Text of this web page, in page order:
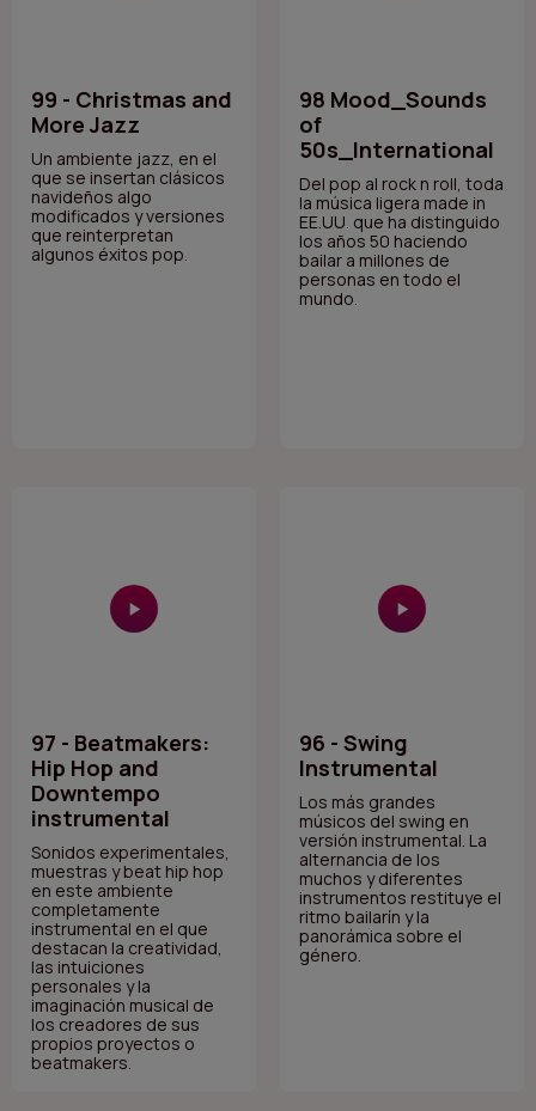
99 - Christmas and
More Jazz
Un ambiente jazz, en el
que se insertan clásicos
navideños algo
modificados y versiones
que reinterpretan
algunos éxitos pop.
98 Mood_Sounds
of
50s_International
Del pop al rock n roll, toda
la música ligera made in
EE.UU. que ha distinguido
los años 50 haciendo
bailar a millones de
personas en todo el
mundo.
97 - Beatmakers:
Hip Hop and
Downtempo
instrumental
Sonidos experimentales,
muestras y beat hip hop
en este ambiente
completamente
instrumental en el que
destacan la creatividad,
las intuiciones
personales y la
imaginación musical de
los creadores de sus
propios proyectos o
beatmakers.
96 - Swing
Instrumental
Los más grandes
músicos del swing en
versión instrumental. La
alternancia de los
muchos y diferentes
instrumentos restituye el
ritmo bailarín y la
panorámica sobre el
género.